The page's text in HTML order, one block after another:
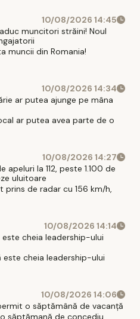
10/08/2026 14:45
muncitori străini! Noul
muncii din Romania!
10/08/2026 14:34
ar putea ajunge pe mâna
ar putea avea parte de o
10/08/2026 14:27
apeluri la 112, peste 1.100 de
uluitoare
de radar cu 156 km/h,
10/08/2026 14:14
cheia leadership-ului
cheia leadership-ului
10/08/2026 14:06
o săptămână de vacanță
săptămană de concediu